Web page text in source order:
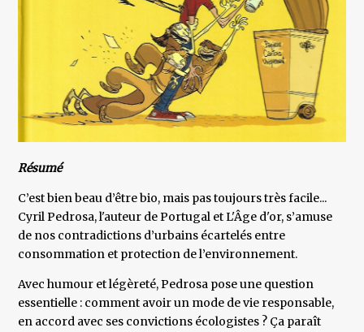
Résumé
C’est bien beau d’être bio, mais pas toujours très facile...
Cyril Pedrosa, l'auteur de Portugal et L'Âge d'or, s’amuse
de nos contradictions d’urbains écartelés entre
consommation et protection de l’environnement.
Avec humour et légèreté, Pedrosa pose une question
essentielle : comment avoir un mode de vie responsable,
en accord avec ses convictions écologistes ? Ça paraît